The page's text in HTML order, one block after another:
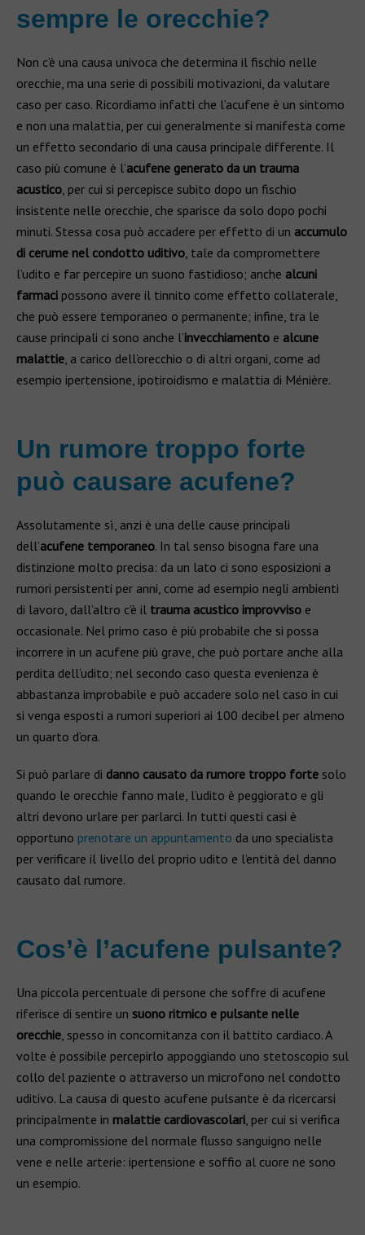
sempre le orecchie?
Non c’è una causa univoca che determina il fischio nelle
orecchie, ma una serie di possibili motivazioni, da valutare
caso per caso. Ricordiamo infatti che l’acufene è un sintomo
e non una malattia, per cui generalmente si manifesta come
un effetto secondario di una causa principale differente. Il
caso più comune è l’acufene generato da un trauma
acustico, per cui si percepisce subito dopo un fischio
insistente nelle orecchie, che sparisce da solo dopo pochi
minuti. Stessa cosa può accadere per effetto di un accumulo
di cerume nel condotto uditivo, tale da compromettere
l’udito e far percepire un suono fastidioso; anche alcuni
farmaci possono avere il tinnito come effetto collaterale,
che può essere temporaneo o permanente; infine, tra le
cause principali ci sono anche l’invecchiamento e alcune
malattie, a carico dell’orecchio o di altri organi, come ad
esempio ipertensione, ipotiroidismo e malattia di Ménière.
Un rumore troppo forte
può causare acufene?
Assolutamente sì, anzi è una delle cause principali
dell’acufene temporaneo. In tal senso bisogna fare una
distinzione molto precisa: da un lato ci sono esposizioni a
rumori persistenti per anni, come ad esempio negli ambienti
di lavoro, dall’altro c’è il trauma acustico improvviso e
occasionale. Nel primo caso è più probabile che si possa
incorrere in un acufene più grave, che può portare anche alla
perdita dell’udito; nel secondo caso questa evenienza è
abbastanza improbabile e può accadere solo nel caso in cui
si venga esposti a rumori superiori ai 100 decibel per almeno
un quarto d’ora.
Si può parlare di danno causato da rumore troppo forte solo
quando le orecchie fanno male, l’udito è peggiorato e gli
altri devono urlare per parlarci. In tutti questi casi è
opportuno prenotare un appuntamento da uno specialista
per verificare il livello del proprio udito e l’entità del danno
causato dal rumore.
Cos’è l’acufene pulsante?
Una piccola percentuale di persone che soffre di acufene
riferisce di sentire un suono ritmico e pulsante nelle
orecchie, spesso in concomitanza con il battito cardiaco. A
volte è possibile percepirlo appoggiando uno stetoscopio sul
collo del paziente o attraverso un microfono nel condotto
uditivo. La causa di questo acufene pulsante è da ricercarsi
principalmente in malattie cardiovascolari, per cui si verifica
una compromissione del normale flusso sanguigno nelle
vene e nelle arterie: ipertensione e soffio al cuore ne sono
un esempio.